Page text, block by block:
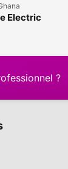
Electric
?